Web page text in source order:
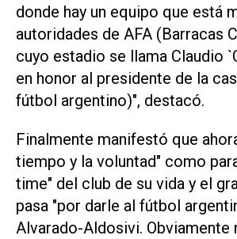
donde hay un equipo que está
autoridades de AFA (Barracas
cuyo estadio se llama Claudio
en honor al presidente de la
fútbol argentino)", destacó.
Finalmente manifestó que
tiempo y la voluntad" como
time" del club de su vida y el
pasa "por darle al fútbol
Alvarado-Aldosivi. Obviamente